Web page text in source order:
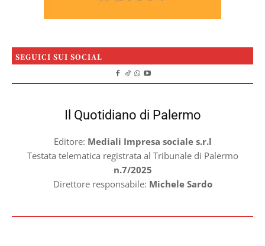
SEGUICI SUI SOCIAL
Il Quotidiano di Palermo
Editore: Mediali Impresa sociale s.r.l
Testata telematica registrata al Tribunale di Palermo
n.7/2025
Direttore responsabile: Michele Sardo